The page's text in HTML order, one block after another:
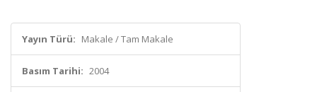
Yayın Türü: Makale / Tam Makale
Basım Tarihi: 2004